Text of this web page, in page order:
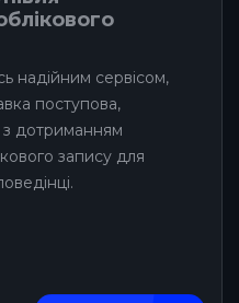
надійним сервісом,
поступова,
з дотриманням
запису для